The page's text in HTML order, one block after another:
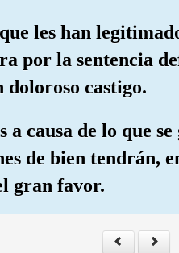
les han
por la sentencia
castigo.
causa de lo que
de bien tendrán,
gran favor.